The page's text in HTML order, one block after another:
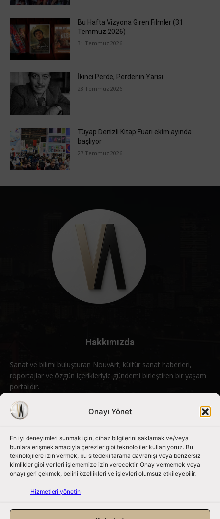
Onayı Yönet
En iyi deneyimleri sunmak için, cihaz bilgilerini saklamak ve/veya
bunlara erişmek amacıyla çerezler gibi teknolojiler kullanıyoruz. Bu
teknolojilere izin vermek, bu sitedeki tarama davranışı veya benzersiz
kimlikler gibi verileri işlememize izin verecektir. Onay vermemek veya
onayı geri çekmek, belirli özellikleri ve işlevleri olumsuz etkileyebilir.
Hizmetleri yönetin
Bu Hafta Vizyona Giren Filmler (31
Temmuz 2026)
31 Temmuz 2026
İkinci Perde, Perdenin Yarısı
28 Temmuz 2026
Tüyap Denizli Kitap Fuarı ekim ayında
başlıyor
27 Temmuz 2026
Hakkımızda
Sanat ve bilimi buluşturan NouvArt; kültür sanat haberleri,
röportajlar ve özgün içerikleriyle gündemi birleştiren bir yaşam
portalıdır.
Bizimle iletişime geçin: info@nouvart.net
Bizi Takip Edin